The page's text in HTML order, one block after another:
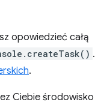
opowiedzieć całą
.
.
Ciebie środowisko